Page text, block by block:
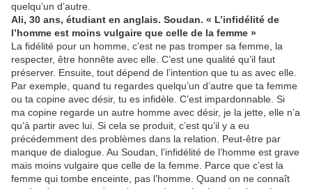
quelqu’un d’autre.
Ali, 30 ans, étudiant en anglais. Soudan. « L’infidélité de
l’homme est moins vulgaire que celle de la femme »
La fidélité pour un homme, c’est ne pas tromper sa femme, la
respecter, être honnête avec elle. C’est une qualité qu’il faut
préserver. Ensuite, tout dépend de l’intention que tu as avec elle.
Par exemple, quand tu regardes quelqu’un d’autre que ta femme
ou ta copine avec désir, tu es infidèle. C’est impardonnable. Si
ma copine regarde un autre homme avec désir, je la jette, elle n’a
qu’à partir avec lui. Si cela se produit, c’est qu’il y a eu
précédemment des problèmes dans la relation. Peut-être par
manque de dialogue. Au Soudan, l’infidélité de l’homme est grave
mais moins vulgaire que celle de la femme. Parce que c’est la
femme qui tombe enceinte, pas l’homme. Quand on ne connaît